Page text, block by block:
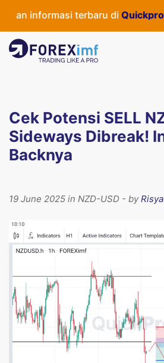
informasi terbaru di
Cek Potensi SELL
Sideways Dibreak!
Backnya
19 June 2025 in NZD-USD - by